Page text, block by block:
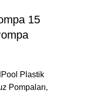
15
Plastik
Pompaları,